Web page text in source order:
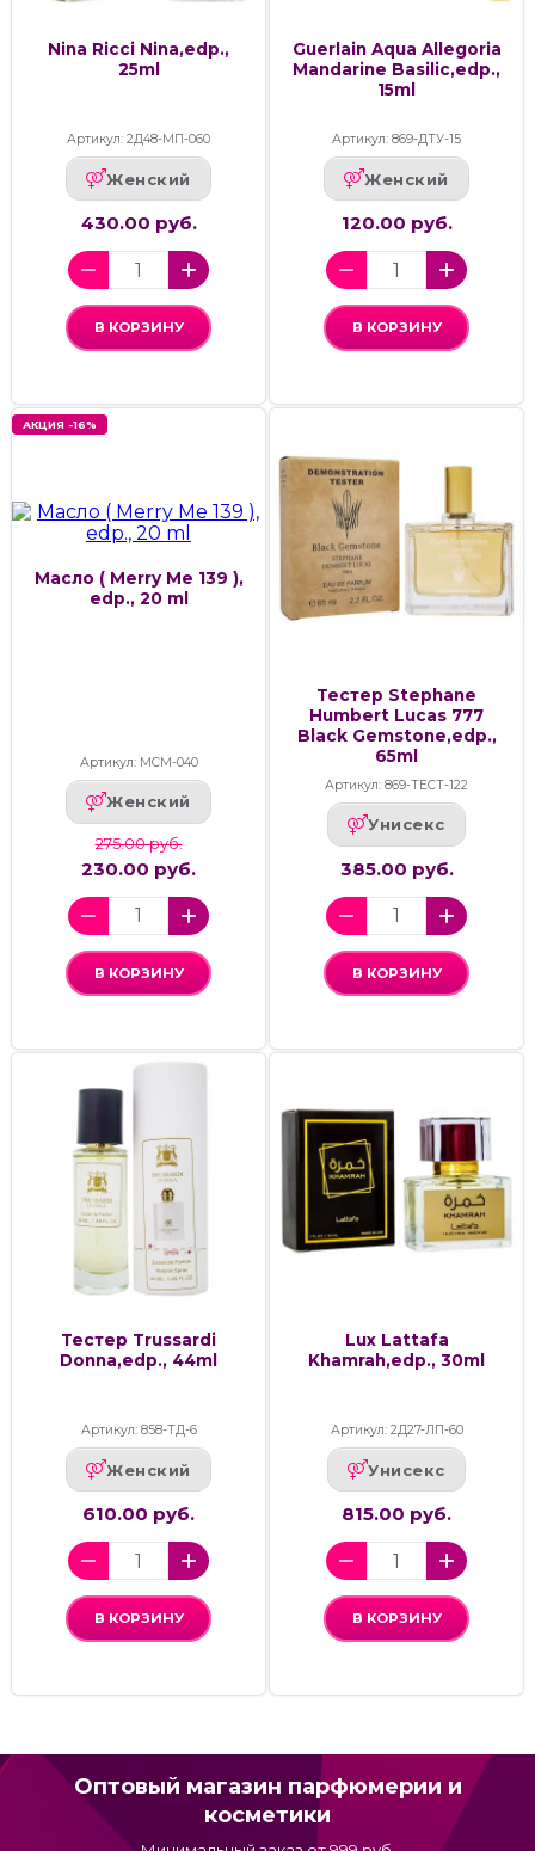
Nina Ricci Nina,edp.,
25ml
Артикул: 2Д48-МП-060
Женский
430.00 руб.
В КОРЗИНУ
Guerlain Aqua Allegoria
Mandarine Basilic,edp.,
15ml
Артикул: 869-ДТУ-15
Женский
120.00 руб.
В КОРЗИНУ
АКЦИЯ -16%
Масло ( Merry Me 139 ),
edp., 20 ml
Артикул: МСМ-040
Женский
275.00 руб.
230.00 руб.
В КОРЗИНУ
Тестер Stephane
Humbert Lucas 777
Black Gemstone,edp.,
65ml
Артикул: 869-ТЕСТ-122
Унисекс
385.00 руб.
В КОРЗИНУ
Тестер Trussardi
Donna,edp., 44ml
Артикул: 858-ТД-6
Женский
610.00 руб.
В КОРЗИНУ
Lux Lattafa
Khamrah,edp., 30ml
Артикул: 2Д27-ЛП-60
Унисекс
815.00 руб.
В КОРЗИНУ
Оптовый магазин парфюмерии и
косметики